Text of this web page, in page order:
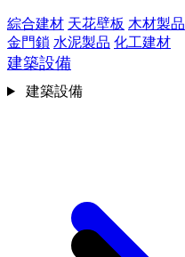
綜合建材 天花壁板 木材製品
金門鎖 水泥製品 化工建材
建築設備
建築設備